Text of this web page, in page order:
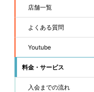
店舗一覧
よくある質問
Youtube
料金・サービス
入会までの流れ